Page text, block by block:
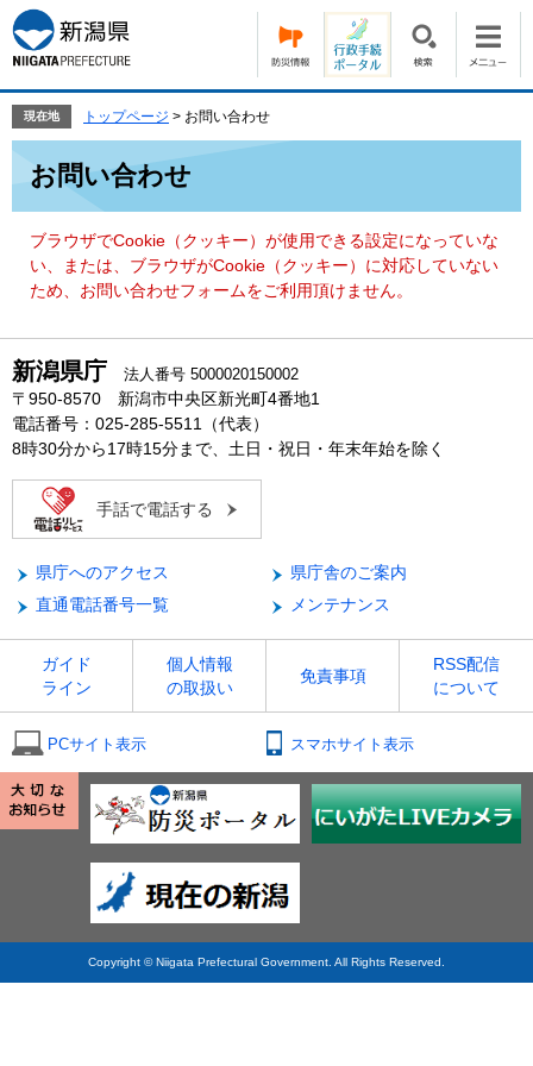
ー
ジ
の
頭
す。
ニ
ュ
ー
飛
て
現在地 トップページ > お問い合わせ
お問い合わせ
ブラウザでCookie（クッキー）が使用できる設定になっていな
い、または、ブラウザがCookie（クッキー）に対応していない
ため、お問い合わせフォームをご利用頂けません。
新潟県庁 法人番号 5000020150002
〒950-8570 新潟市中央区新光町4番地1
電話番号：025-285-5511（代表）
8時30分から17時15分まで、土日・祝日・年末年始を除く
手話で電話する
県庁へのアクセス
県庁舎のご案内
直通電話番号一覧
メンテナンス
ガイド
ライン
個人情報
の取扱い
免責事項
RSS配信
について
PCサイト表示 スマホサイト表示
Copyright © Niigata Prefectural Government. All Rights Reserved.